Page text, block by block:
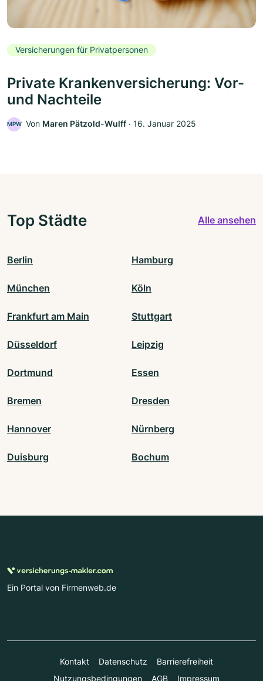
Versicherungen für Privatpersonen
Private Krankenversicherung: Vor-
und Nachteile
MPW Von Maren Pätzold-Wulff ‧ 16. Januar 2025
Top Städte Alle ansehen
Berlin Hamburg
München Köln
Frankfurt am Main Stuttgart
Düsseldorf Leipzig
Dortmund Essen
Bremen Dresden
Hannover Nürnberg
Duisburg Bochum
Ein Portal von Firmenweb.de
Kontakt Datenschutz
Barrierefreiheit
Nutzungsbedingungen
AGB Impressum